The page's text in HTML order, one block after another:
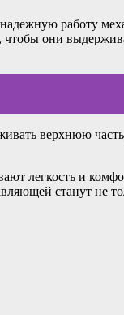
работу
они
верхнюю
легкость и
станут не